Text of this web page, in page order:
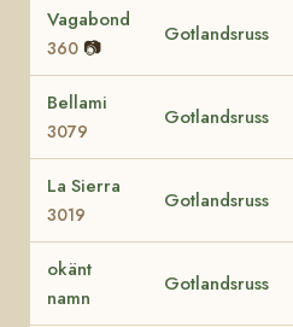
Vagabond
360 📷
Gotlandsruss
Bellami
3079
Gotlandsruss
La Sierra
3019
Gotlandsruss
okänt
namn
Gotlandsruss